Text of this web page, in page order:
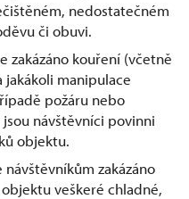
nedostatečném
či obuvi.
zakázáno kouření (včetně
manipulace
požáru nebo
návštěvníci povinni
objektu.
zakázáno
veškeré chladné,